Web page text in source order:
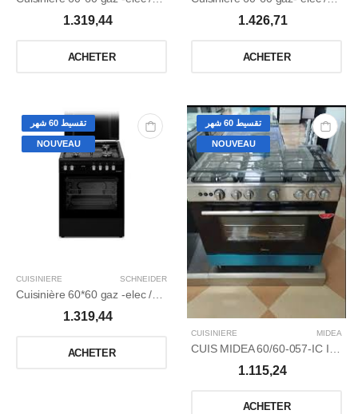
1.319,44
ACHETER
1.426,71
ACHETER
تقسيط 60 شهر
NOUVEAU
CUISINIERE SCHNEIDER
1.319,44
ACHETER
تقسيط 60 شهر
NOUVEAU
CUISINIERE MIDEA
1.115,24
ACHETER